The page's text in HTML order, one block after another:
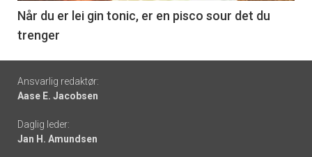
6
Når du er lei gin tonic, er en pisco sour det du
trenger
Footer
-
links
Ansvarlig redaktør:
Aase E. Jacobsen
Daglig leder:
Jan H. Amundsen